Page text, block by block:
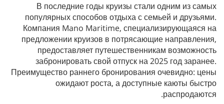
В последние годы круизы стали одним из самых
популярных способов отдыха с семьей и друзьями.
Компания Mano Maritime, специализирующаяся на
предложении круизов в потрясающие направления,
предоставляет путешественникам возможность
забронировать свой отпуск на 2025 год заранее.
Преимущество раннего бронирования очевидно: цены
ожидают роста, а доступные каюты быстро
распродаются.